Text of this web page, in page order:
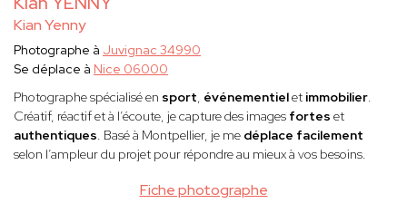
Kian Yenny
Fiche photographe
Photographe à Juvignac 34990
Se déplace à Nice 06000
Photographe spécialisé en sport, événementielet immobilier.
Créatif, réactif et à l’écoute, je capture des images fortes et
authentiques. Basé à Montpellier, je me déplace facilement
selon l’ampleur du projet pour répondre au mieux à vos besoins.